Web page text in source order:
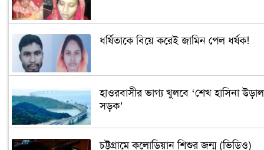
ধর্ষিতাকে বিয়ে করেই জামিন পেল ধর্ষক!
হাওরবাসীর ভাগ্য খুলবে ‘শেখ হাসিনা উড়াল
সড়ক’
চট্টগ্রামে কলোডিয়ান শিশুর জন্ম (ভিডিও)